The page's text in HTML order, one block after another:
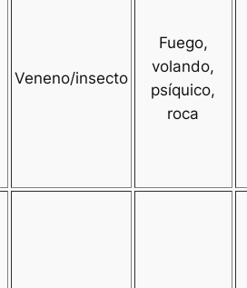
Veneno/insecto
Fuego,
volando,
psíquico,
roca